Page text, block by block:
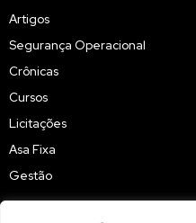
Artigos
Segurança Operacional
Crônicas
Cursos
Licitações
Asa Fixa
Gestão